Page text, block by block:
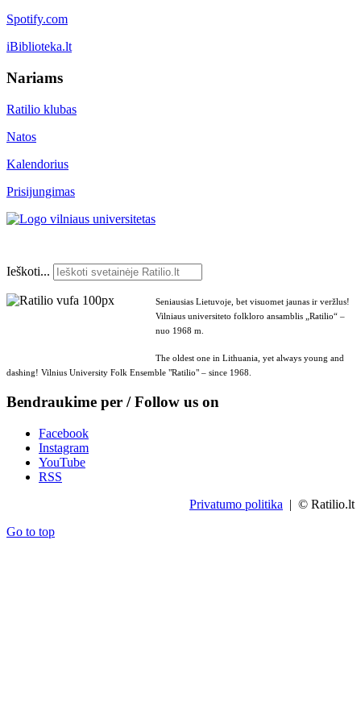
Spotify.com
iBiblioteka.lt
Nariams
Ratilio klubas
Natos
Kalendorius
Prisijungimas
Ieškoti...
Seniausias Lietuvoje, bet visuomet jaunas ir veržlus!
Vilniaus universiteto folkloro ansamblis „Ratilio“ –
nuo 1968 m.
The oldest one in Lithuania, yet always young and
dashing! Vilnius University Folk Ensemble "Ratilio" – since 1968.
Bendraukime per / Follow us on
Facebook
Instagram
YouTube
RSS
Privatumo politika | © Ratilio.lt
Go to top